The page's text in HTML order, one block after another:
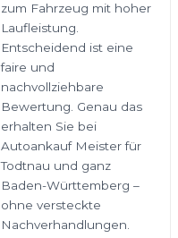
zum Fahrzeug mit hoher
Laufleistung.
Entscheidend ist eine
faire und
nachvollziehbare
Bewertung. Genau das
erhalten Sie bei
Autoankauf Meister für
Todtnau und ganz
Baden-Württemberg –
ohne versteckte
Nachverhandlungen.